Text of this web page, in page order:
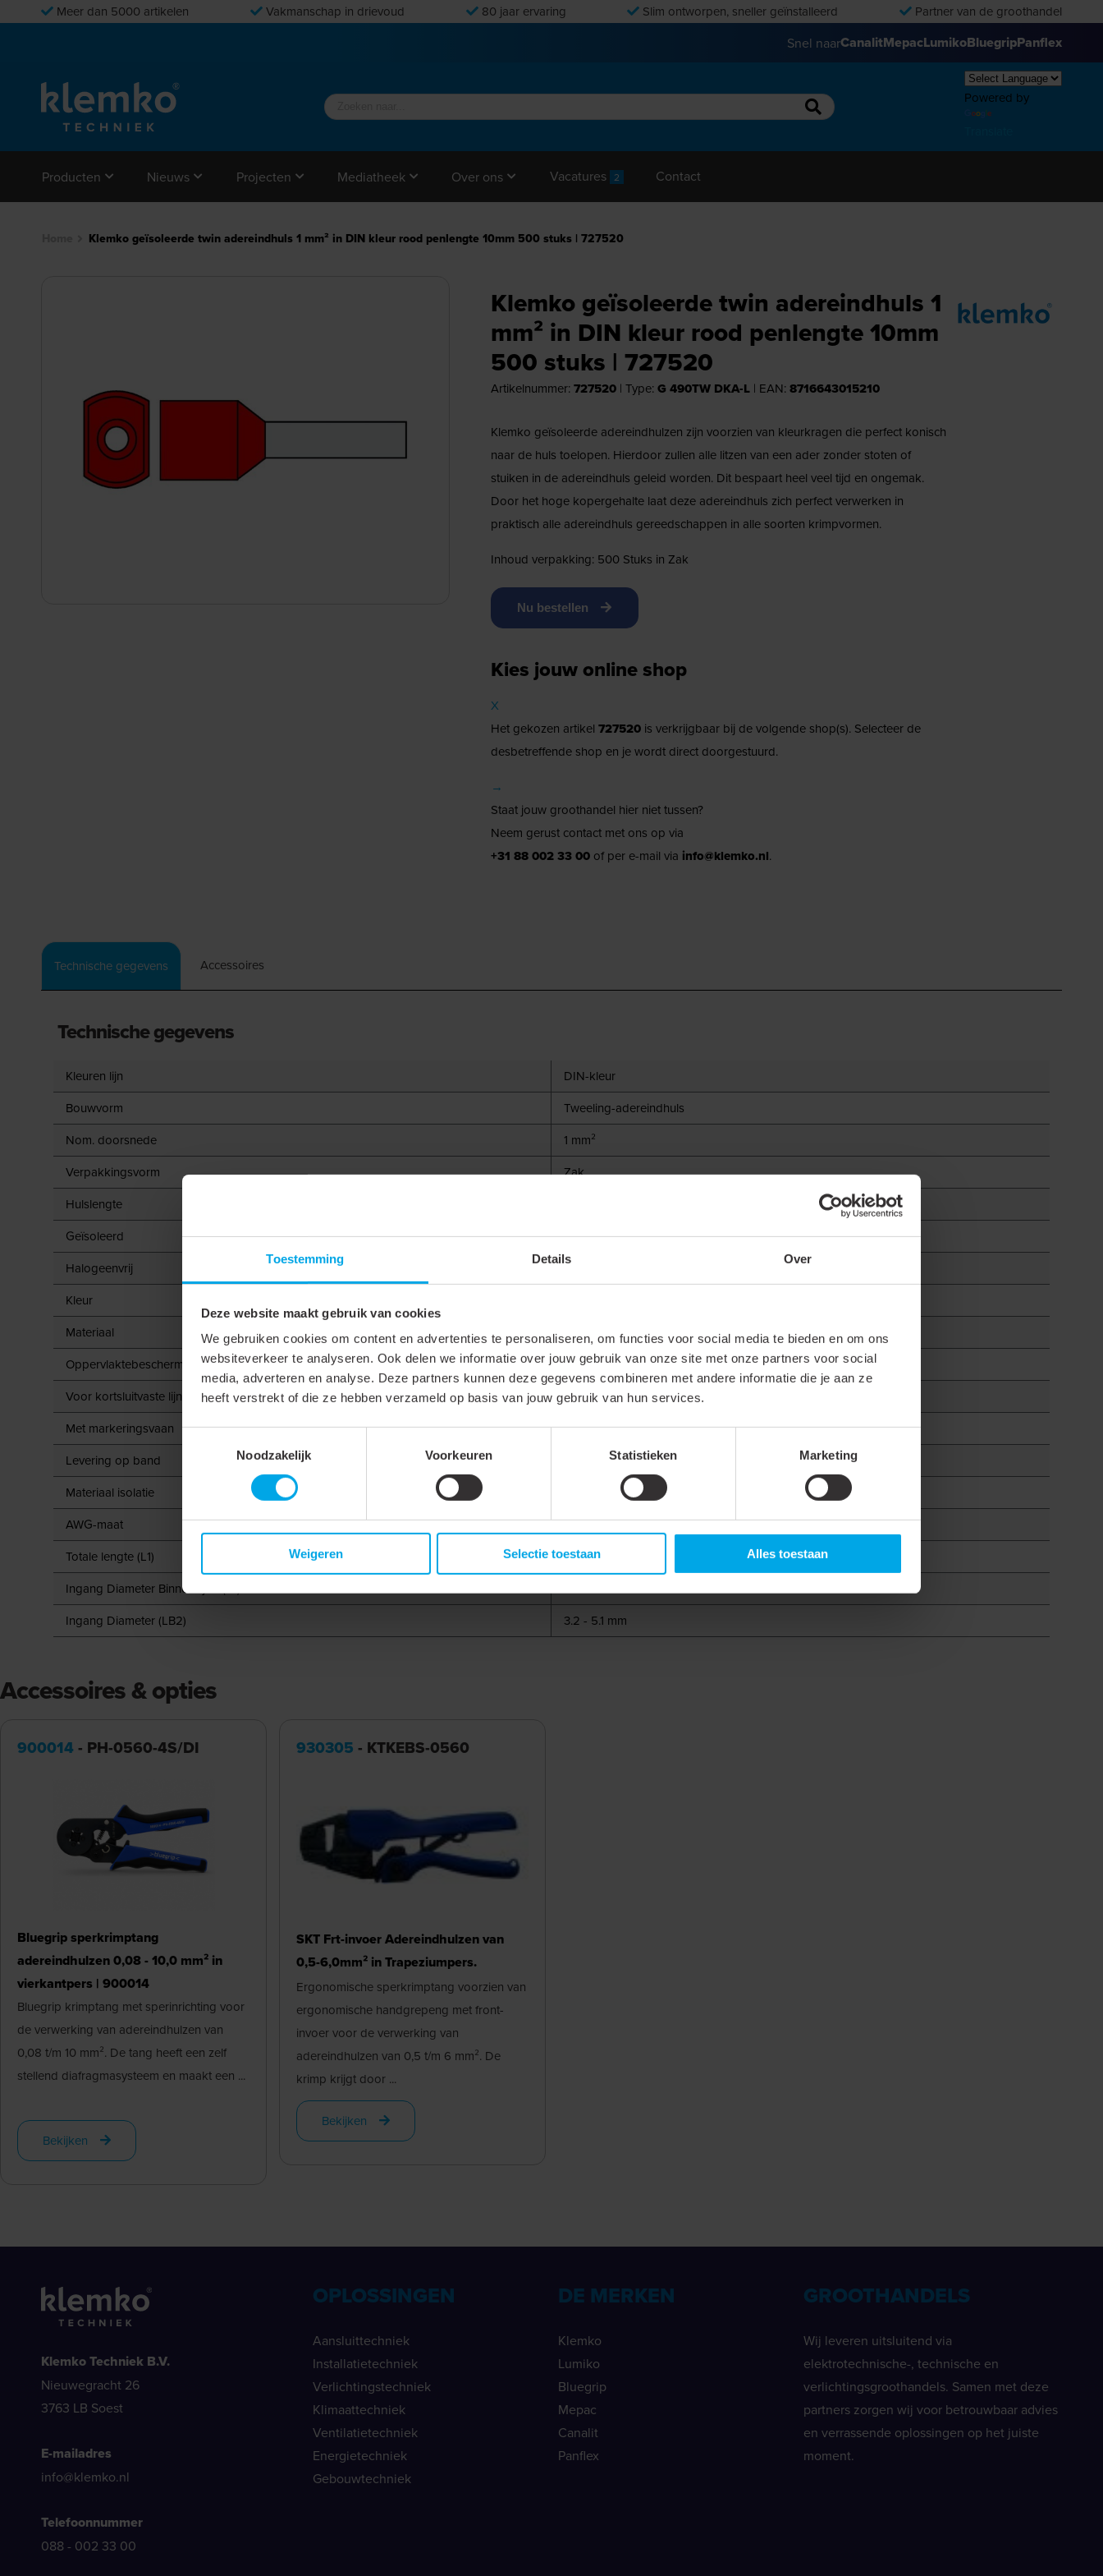
Toestemming Details Over
Deze website maakt gebruik van cookies
We gebruiken cookies om content en advertenties te personaliseren, om functies voor social media te bieden en om ons
websiteverkeer te analyseren. Ook delen we informatie over jouw gebruik van onze site met onze partners voor social
media, adverteren en analyse. Deze partners kunnen deze gegevens combineren met andere informatie die je aan ze
heeft verstrekt of die ze hebben verzameld op basis van jouw gebruik van hun services.
Noodzakelijk
Voorkeuren Statistieken Marketing
Weigeren Selectie toestaan Alles toestaan
Meer dan 5000 artikelen Vakmanschap in drievoud 80 jaar ervaring Slim ontworpen, sneller geïnstalleerd Partner van de groothandel
Snel naarCanalitMepacLumikoBluegripPanflex
Powered by
Producten Nieuws Projecten Mediatheek Over ons Vacatures 2 Contact
Klemko geïsoleerde twin adereindhuls 1 mm² in DIN kleur rood penlengte 10mm 500 stuks | 727520
Klemko geïsoleerde twin adereindhuls 1
mm² in DIN kleur rood penlengte 10mm
500 stuks | 727520
Artikelnummer: 727520| Type: G 490TW DKA-L | EAN: 8716643015210
Klemko geïsoleerde adereindhulzen zijn voorzien van kleurkragen die perfect konisch
naar de huls toelopen. Hierdoor zullen alle litzen van een ader zonder stoten of
stuiken in de adereindhuls geleid worden. Dit bespaart heel veel tijd en ongemak.
Door het hoge kopergehalte laat deze adereindhuls zich perfect verwerken in
praktisch alle adereindhuls gereedschappen in alle soorten krimpvormen.
Inhoud verpakking: 500 Stuks in Zak
Nu bestellen
Kies jouw online shop
X
Het gekozen artikel 727520is verkrijgbaar bij de volgende shop(s). Selecteer de
desbetreffende shop en je wordt direct doorgestuurd.
→
Staat jouw groothandel hier niet tussen?
Neem gerust contact met ons op via
+31 88 002 33 00of per e-mail via info@klemko.nl.
Technische gegevens Accessoires
Technische gegevens
Kleuren lijn
DIN-kleur
Bouwvorm
Tweeling-adereindhuls
Nom. doorsnede
1 mm²
Verpakkingsvorm
Zak
Hulslengte
Geïsoleerd
Halogeenvrij
Kleur
Materiaal
Koper
Oppervlaktebescherming
Vertind
Voor kortsluitvaste lijnen
Met markeringsvaan
Levering op band
Materiaal isolatie
Polypropyleen (PP)
AWG-maat
18
Totale lengte (L1)
17 mm
Ingang Diameter Binnenzijde (d1)
Ingang Diameter (LB2)
3.2 - 5.1 mm
Accessoires & opties
900014 - PH-0560-4S/DI
Bluegrip sperkrimptang
adereindhulzen 0,08 - 10,0 mm² in
vierkantpers | 900014
Bluegrip krimptang met sperinrichting voor
de verwerking van adereindhulzen van
0,08 t/m 10 mm². De tang heeft een zelf
stellend diafragmasysteem en maakt een ...
Bekijken
930305 - KTKEBS-0560
SKT Frt-invoer Adereindhulzen van
0,5-6,0mm² in Trapeziumpers.
Ergonomische sperkrimptang voorzien van
ergonomische handgrepeng met front-
invoer voor de verwerking van
adereindhulzen van 0,5 t/m 6 mm². De
krimp krijgt door ...
Bekijken
Klemko Techniek B.V.
Nieuwegracht 26
3763 LB Soest
E-mailadres
info@klemko.nl
Telefoonnummer
088 - 002 33 00
OPLOSSINGEN
Aansluittechniek
Installatietechniek
Verlichtingstechniek
Klimaattechniek
Ventilatietechniek
Energietechniek
Gebouwtechniek
DE MERKEN
Klemko
Lumiko
Bluegrip
Mepac
Canalit
Panflex
GROOTHANDELS
Wij leveren uitsluitend via
elektrotechnische-, technische en
verlichtingsgroothandels. Samen met deze
partners zorgen wij voor betrouwbaar advies
en verrassende oplossingen op het juiste
moment.